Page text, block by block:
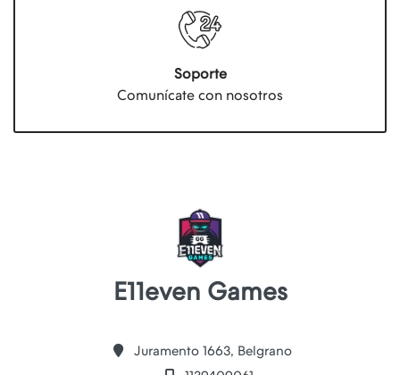
Soporte
Comunícate con nosotros
E11even Games
Juramento 1663, Belgrano